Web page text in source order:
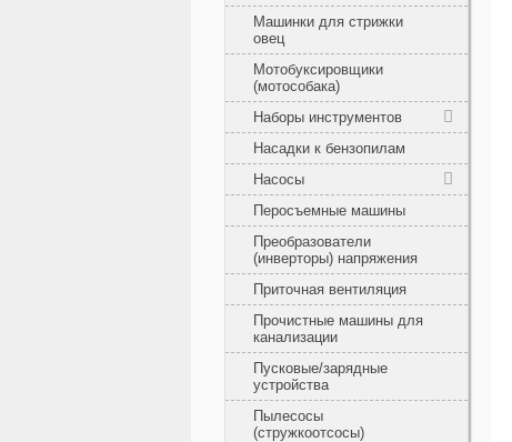
Машинки для стрижки
овец
Мотобуксировщики
(мотособака)
Наборы инструментов
Насадки к бензопилам
Насосы
Перосъемные машины
Преобразователи
(инверторы) напряжения
Приточная вентиляция
Прочистные машины для
канализации
Пусковые/зарядные
устройства
Пылесосы
(стружкоотсосы)